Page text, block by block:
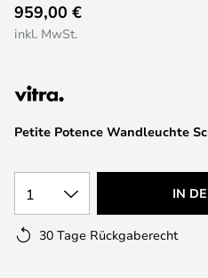
Anfang
der
springen
Petite Potence Wandleuchte
959,00 €
inkl. MwSt.
1 IN
30 Tage Rückgaberecht